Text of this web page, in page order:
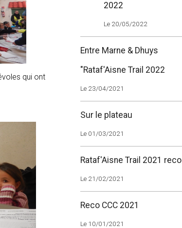
qui ont
2022
Le 20/05/2022
Entre Marne & Dhuys
"Rataf'Aisne Trail 2022
Le 23/04/2021
Sur le plateau
Le 01/03/2021
Rataf'Aisne Trail 2021 reco
Le 21/02/2021
Reco CCC 2021
Le 10/01/2021